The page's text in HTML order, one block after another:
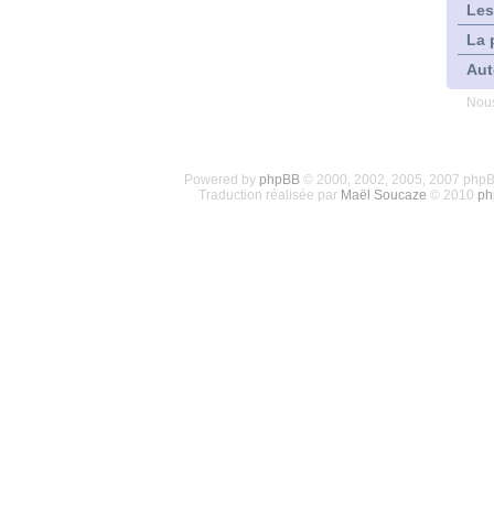
La
Powered by phpBB© 2000, 2002, 2005, 2007
Traduction réalisée par Maël Soucaze © 2010